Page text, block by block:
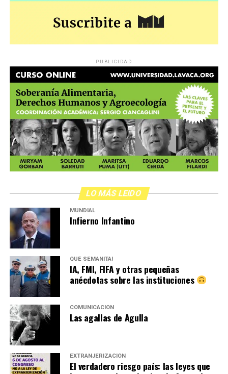
PUBLICIDAD
LO MÁS LEIDO
MUNDIAL
Infierno Infantino
QUÉ SEMANITA!
IA, FMI, FIFA y otras pequeñas
anécdotas sobre las instituciones
COMUNICACIÓN
Las agallas de Agulla
EXTRANJERIZACIÓN
El verdadero riesgo país: las leyes que